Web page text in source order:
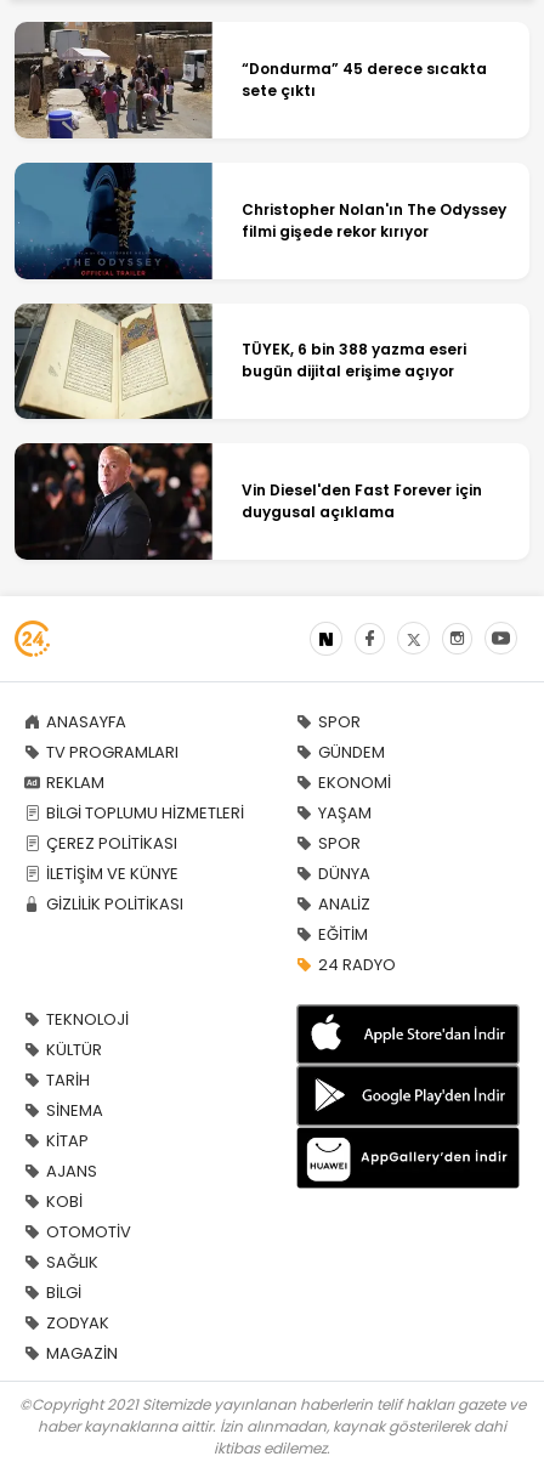
“Dondurma” 45 derece sıcakta
sete çıktı
Christopher Nolan'ın The Odyssey
filmi gişede rekor kırıyor
TÜYEK, 6 bin 388 yazma eseri
bugün dijital erişime açıyor
Vin Diesel'den Fast Forever için
duygusal açıklama
ANASAYFA
TV PROGRAMLARI
REKLAM
BİLGİ TOPLUMU HİZMETLERİ
ÇEREZ POLİTİKASI
İLETİŞİM VE KÜNYE
GİZLİLİK POLİTİKASI
SPOR
GÜNDEM
EKONOMİ
YAŞAM
SPOR
DÜNYA
ANALİZ
EĞİTİM
24 RADYO
TEKNOLOJİ
KÜLTÜR
TARİH
SİNEMA
KİTAP
AJANS
KOBİ
OTOMOTİV
SAĞLIK
BİLGİ
ZODYAK
MAGAZİN
©Copyright 2021 Sitemizde yayınlanan haberlerin telif hakları gazete ve
haber kaynaklarına aittir. İzin alınmadan, kaynak gösterilerek dahi
iktibas edilemez.